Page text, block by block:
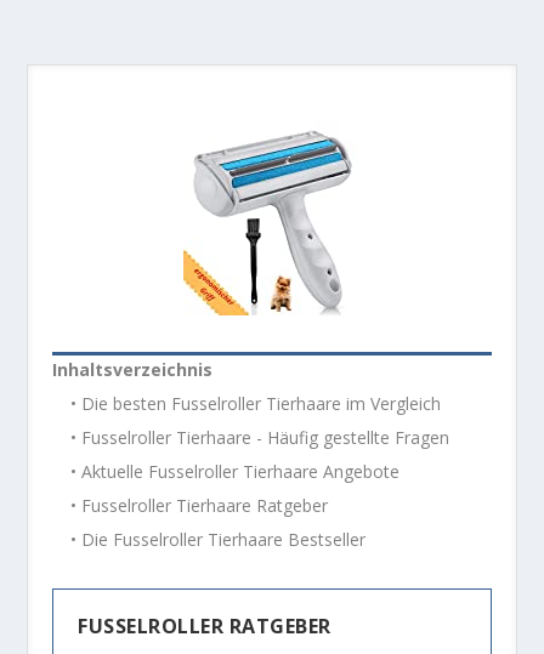
Inhaltsverzeichnis
• Die besten Fusselroller Tierhaare im Vergleich
• Fusselroller Tierhaare - Häufig gestellte Fragen
• Aktuelle Fusselroller Tierhaare Angebote
• Fusselroller Tierhaare Ratgeber
• Die Fusselroller Tierhaare Bestseller
FUSSELROLLER RATGEBER